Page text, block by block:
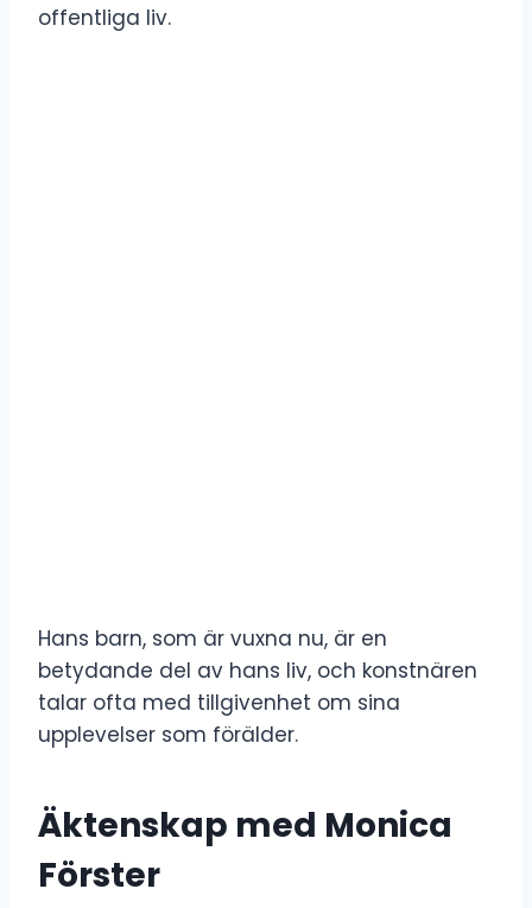
offentliga liv.
Hans barn, som är vuxna nu, är en
betydande del av hans liv, och konstnären
talar ofta med tillgivenhet om sina
upplevelser som förälder.
Äktenskap med Monica
Förster